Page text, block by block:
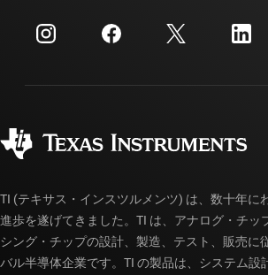
投資家向け情報
製造
カスタマー・サポート・センター
myTI アカウントの FAQ
ご注文に関する FAQ
TI (テキサス・インスツルメンツ) は、数十年に
進歩を遂げてきました。TI は、アナログ・チッ
シング・チップの設計、製造、テスト、販売に
バル半導体企業です。TI の製品は、システム設